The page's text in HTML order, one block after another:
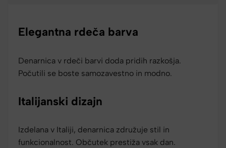
Elegantna rdeča barva
Denarnica v rdeči barvi doda pridih razkošja.
Počutili se boste samozavestno in modno.
Italijanski dizajn
Izdelana v Italiji, denarnica združuje stil in
funkcionalnost. Občutek prestiža vsak dan.